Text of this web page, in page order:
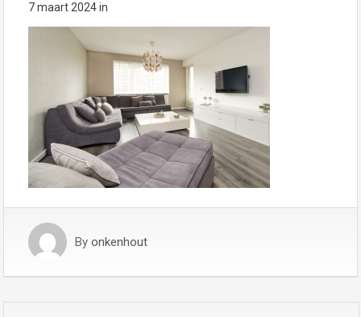
7 maart 2024in
By onkenhout